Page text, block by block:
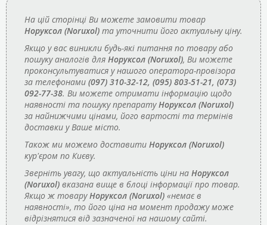
На цій сторінці Ви можете замовити товар
Норуксол (Noruxol) та уточнити його актуальну ціну.
Якщо у вас виникли будь-які питання по товару або
пошуку аналогів для Норуксол (Noruxol), Ви можете
проконсультуватися у нашого оператора-провізора
за телефонами (097) 310-32-12, (095) 803-51-21, (073)
092-77-38. Ви можете отримати інформацію щодо
наявності та пошуку препаратуНоруксол (Noruxol)
за найнижчими цінами, його вартості та термінів
доставки у Ваше місто.
Також ми можемо доставити Норуксол (Noruxol)
кур'єром по Києву.
Зверніть увагу, що актуальність ціни на Норуксол
(Noruxol) вказана вище в блоці інформації про товар.
Якщо ж товаруНоруксол (Noruxol) «немає в
наявності», то його ціна на момент продажу може
відрізнятися від зазначеної на нашому сайті.